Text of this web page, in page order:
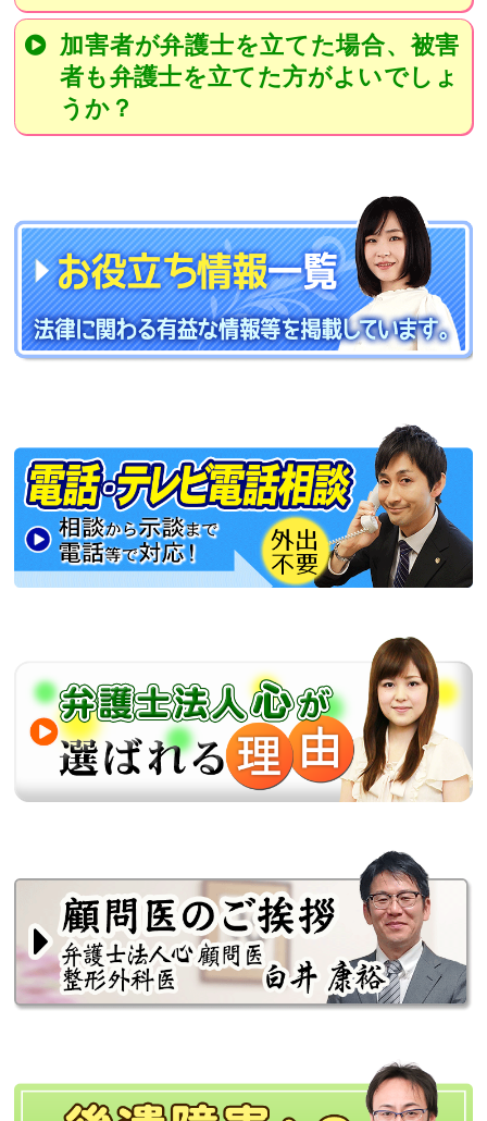
加害者が弁護士を立てた場合、被害
者も弁護士を立てた方がよいでしょ
うか？